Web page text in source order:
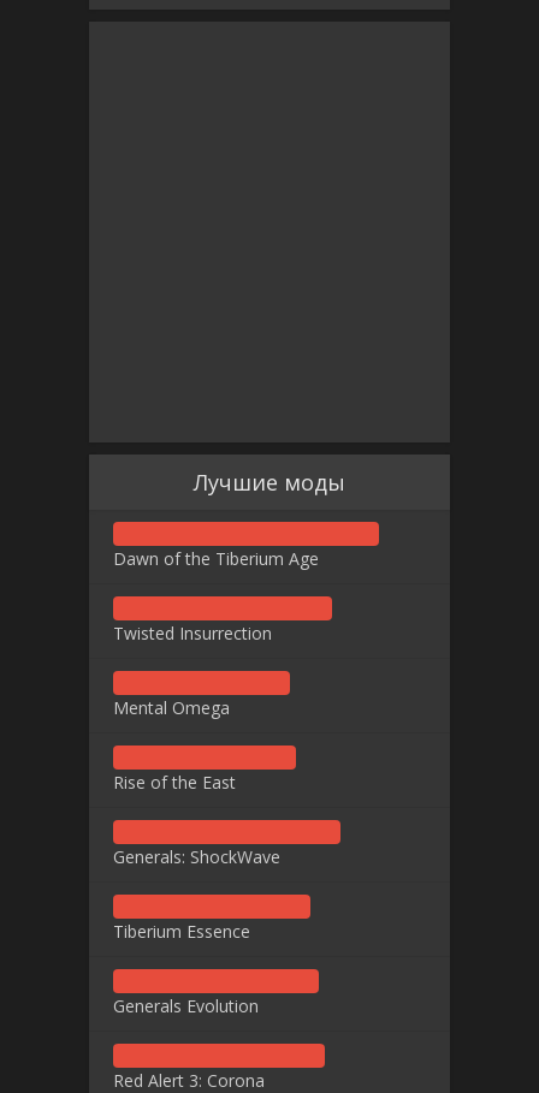
Лучшие моды
Dawn of the Tiberium Age
Twisted Insurrection
Mental Omega
Rise of the East
Generals: ShockWave
Tiberium Essence
Generals Evolution
Red Alert 3: Corona